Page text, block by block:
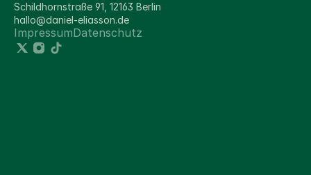
Schildhornstraße 91, 12163 Berlin
hallo@daniel-eliasson.de
ImpressumDatenschutz